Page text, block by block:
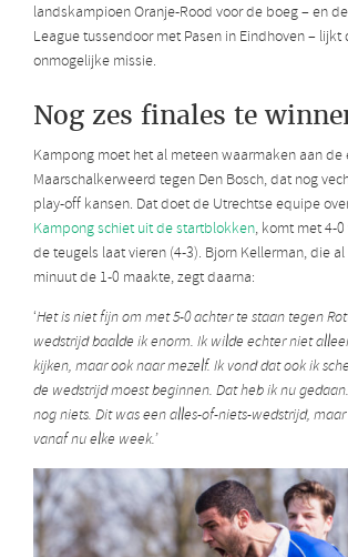
landskampioen Oranje-Rood voor de boeg – en
League tussendoor met Pasen in Eindhoven – lijkt
onmogelijke missie.
Nog zes finales te
Kampong moet het al meteen waarmaken aan de
Maarschalkerweerd tegen Den Bosch, dat nog
play-off kansen. Dat doet de Utrechtse equipe
Kampong schiet uit de startblokken, komt met 4-0
de teugels laat vieren (4-3). Bjorn Kellerman, die
minuut de 1-0 maakte, zegt daarna:
‘Het is niet fijn om met 5-0 achter te staan tegen
wedstrijd baalde ik enorm. Ik wilde echter niet
kijken, maar ook naar mezelf. Ik vond dat ook ik
de wedstrijd moest beginnen. Dat heb ik nu
nog niets. Dit was een alles-of-niets-wedstrijd,
vanaf nu elke week.’